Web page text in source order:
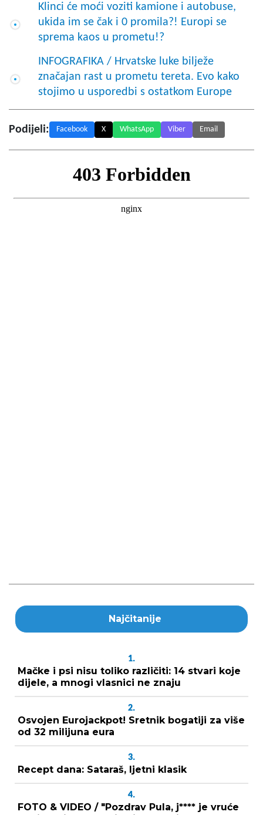
Klinci će moći voziti kamione i autobuse,
ukida im se čak i 0 promila?! Europi se
sprema kaos u prometu!?
INFOGRAFIKA / Hrvatske luke bilježe
značajan rast u prometu tereta. Evo kako
stojimo u usporedbi s ostatkom Europe
Podijeli: Facebook X WhatsApp Viber Email
Najčitanije
1.
Mačke i psi nisu toliko različiti: 14 stvari koje
dijele, a mnogi vlasnici ne znaju
2.
Osvojen Eurojackpot! Sretnik bogatiji za više
od 32 milijuna eura
3.
Recept dana: Sataraš, ljetni klasik
4.
FOTO & VIDEO / "Pozdrav Pula, j**** je vruće